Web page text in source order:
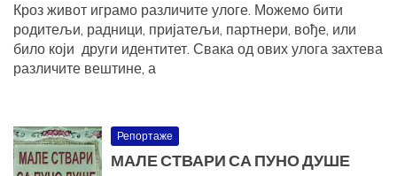
Кроз живот играмо различите улоге. Можемо бити
родитељи, радници, пријатељи, партнери, вође, или
било који други идентитет. Свака од ових улога захтева
различите вештине, а
Репортаже
МАЛЕ СТВАРИ СА ПУНО ДУШЕ